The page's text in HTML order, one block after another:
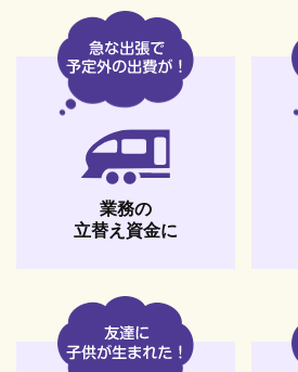
業務の
立替え資金に